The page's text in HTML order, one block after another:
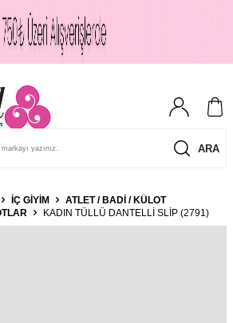
ARA
İÇ GIYIM
ATLET / BADI / KÜLOT
KADIN TÜLLÜ DANTELLI SLIP (2791)